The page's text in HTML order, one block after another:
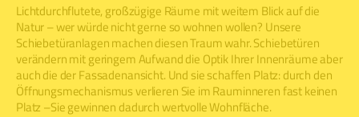
Lichtdurchflutete, großzügige Räume mit weitem Blick auf die
Natur – wer würde nicht gerne so wohnen wollen? Unsere
Schiebetüranlagen machen diesen Traum wahr. Schiebetüren
verändern mit geringem Aufwand die Optik Ihrer Innenräume aber
auch die der Fassadenansicht. Und sie schaffen Platz: durch den
Öffnungsmechanismus verlieren Sie im Rauminneren fast keinen
Platz –Sie gewinnen dadurch wertvolle Wohnfläche.